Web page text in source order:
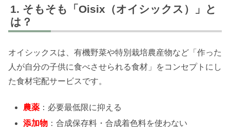
そもそも「Oisix（オイシックス）」と
は？
オイシックスは、有機野菜や特別栽培農産物など「作った
人が自分の子供に食べさせられる食材」をコンセプトにし
た食材宅配サービスです。
農薬 ：必要最低限に抑える
添加物 ：合成保存料・合成着色料を使わない